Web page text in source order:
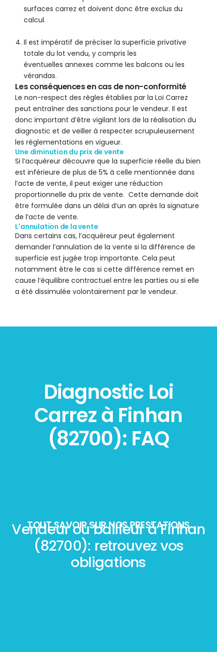
surfaces carrez et doivent donc être exclus du
calcul.
Il est impératif de préciser la superficie privative
totale du lot vendu, y compris les
éventuelles annexes comme les balcons ou les
vérandas.
Les conséquences en cas de non-conformité
Le non-respect des règles établies par la Loi Carrez
peut entraîner des sanctions pour le vendeur. Il est
donc important d’être vigilant lors de la réalisation du
diagnostic et de veiller à respecter scrupuleusement
les réglementations en vigueur.
Une diminution du prix de vente
Si l’acquéreur découvre que la superficie réelle du bien
est inférieure de plus de 5% à celle mentionnée dans
l’acte de vente, il peut exiger une réduction
proportionnelle du prix de vente. Cette demande doit
être formulée dans un délai d’un an après la signature
de l’acte de vente.
L'annulation de la vente
Dans certains cas, l’acquéreur peut également
demander l’annulation de la vente si la différence de
superficie est jugée trop importante. Cela peut
notamment être le cas si cette différence remet en
cause l’équilibre contractuel entre les parties ou si elle
a été dissimulée volontairement par le vendeur.
Diagnostic Loi
Carrez à Finhan
(82700): FAQ
TOUT SAVOIR SUR NOS PRESTATIONS
Vendeur ou bailleur à Finhan
(82700): retrouvez vos
obligations